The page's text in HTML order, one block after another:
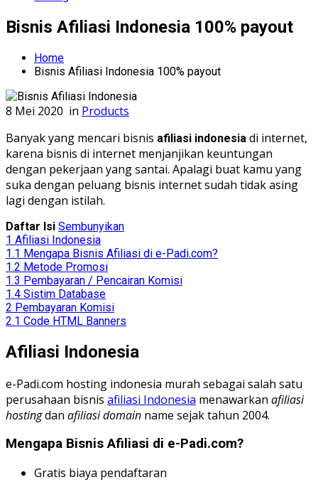
Bisnis Afiliasi Indonesia 100% payout
Home
Bisnis Afiliasi Indonesia 100% payout
8 Mei 2020 in Products
Banyak yang mencari bisnis afiliasi indonesia di internet,
karena bisnis di internet menjanjikan keuntungan
dengan pekerjaan yang santai. Apalagi buat kamu yang
suka dengan peluang bisnis internet sudah tidak asing
lagi dengan istilah.
Daftar Isi Sembunyikan
1 Afiliasi Indonesia
1.1 Mengapa Bisnis Afiliasi di e-Padi.com?
1.2 Metode Promosi
1.3 Pembayaran / Pencairan Komisi
1.4 Sistim Database
2 Pembayaran Komisi
2.1 Code HTML Banners
Afiliasi Indonesia
e-Padi.com hosting indonesia murah sebagai salah satu
perusahaan bisnis afiliasi Indonesia menawarkan afiliasi
hostingdan afiliasi domain name sejak tahun 2004.
Mengapa Bisnis Afiliasi di e-Padi.com?
Gratis biaya pendaftaran